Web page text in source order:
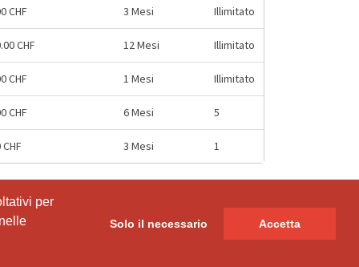
per
Solo il necessario Accetta
per
Solo il necessario Accetta
CHF 3 Mesi Illimitato
CHF 12 Mesi Illimitato
CHF 1 Mesi Illimitato
CHF 6 Mesi 5
3 Mesi 1